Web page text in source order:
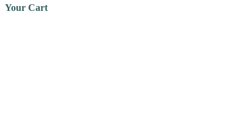
Your Cart